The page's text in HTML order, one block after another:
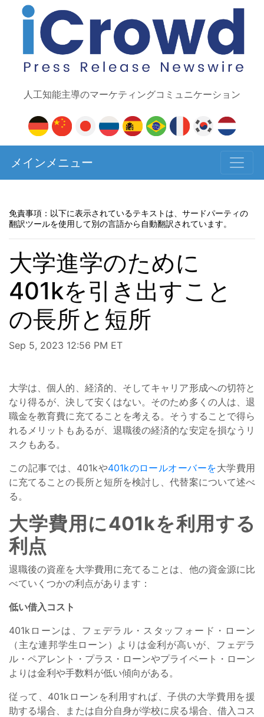
人工知能主導のマーケティングコミュニケーション
メインメニュー
免責事項：以下に表示されているテキストは、サードパーティの
翻訳ツールを使用して別の言語から自動翻訳されています。
大学進学のために
401kを引き出すこと
の長所と短所
Sep 5, 2023 12:56 PM ET
大学は、個人的、経済的、そしてキャリア形成への切符と
なり得るが、決して安くはない。そのため多くの人は、退
職金を教育費に充てることを考える。そうすることで得ら
れるメリットもあるが、退職後の経済的な安定を損なうリ
スクもある。
この記事では、401kや401kのロールオーバーを大学費用
に充てることの長所と短所を検討し、代替案について述べ
る。
大学費用に401kを利用する
利点
退職後の資産を大学費用に充てることは、他の資金源に比
べていくつかの利点があります：
低い借入コスト
401kローンは、フェデラル・スタッフォード・ローン
（主な連邦学生ローン）よりは金利が高いが、フェデラ
ル・ペアレント・プラス・ローンやプライベート・ローン
よりは金利や手数料が低い傾向がある。
従って、401kローンを利用すれば、子供の大学費用を援
助する場合、または自分自身が学校に戻る場合、借入コス